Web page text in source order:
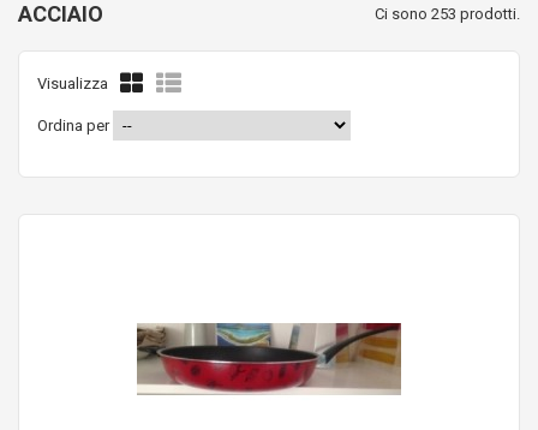
ACCIAIO Ci sono 253 prodotti.
Visualizza
Ordina per